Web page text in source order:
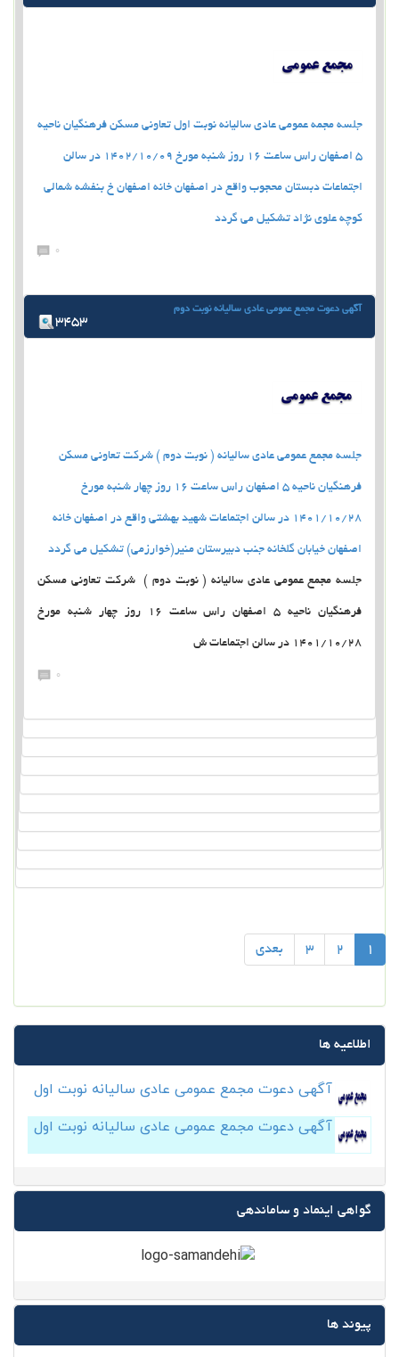
جلسه مجمه عمومی عادی سالیانه نوبت اول تعاونی مسکن فرهنگیان ناحیه
5 اصفهان راس ساعت 16 روز شنبه مورخ 1402/10/09 در سالن
اجتماعات دبستان محجوب واقع در اصفهان خانه اصفهان خ بنفشه شمالی
کوچه علوی نژاد تشکیل می گردد
0
آگهي دعوت مجمع عمومي عادي ساليانه نوبت دوم
3453
جلسه مجمع عمومي عادي ساليانه ( نوبت دوم ) شركت تعاوني مسكن
فرهنگيان ناحيه 5 اصفهان راس ساعت 16 روز چهار شنبه مورخ
1401/10/28 در سالن اجتماعات شهيد بهشتي واقع در اصفهان خانه
اصفهان خيابان گلخانه جنب دبيرستان منير(خوارزمي) تشكيل مي گردد
جلسه مجمع عمومي عادي ساليانه ( نوبت دوم ) شركت تعاوني مسكن
فرهنگيان ناحيه 5 اصفهان راس ساعت 16 روز چهار شنبه مورخ
1401/10/28 در سالن اجتماعات ش
0
1
2
3 بعدی
اطلاعیه ها
آگهی دعوت مجمع عمومی عادی سالیانه نوبت اول
آگهی دعوت مجمع عمومی عادی سالیانه نوبت اول
گواهی اینماد و ساماندهی
پیوند ها